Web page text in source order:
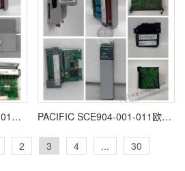
PACIFIC SCE904AN-002-01欧美进口 全新原装 质保一年 PACIFIC SCE904-001-011欧美进口 全新原装 质保一年
2 3 4 ...
30